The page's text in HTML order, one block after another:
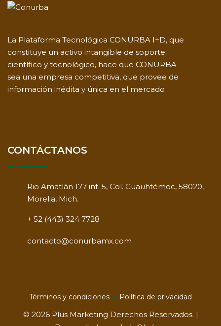
La Plataforma Tecnológica CONURBA I+D, que
constituye un activo intangible de soporte
científico y tecnológico, hace que CONURBA
sea una empresa competitiva, que provee de
información inédita y única en el mercado
CONTÁCTANOS
Rio Amatlán 177 int. 5, Col. Cuauhtémoc, 58020,
Morelia, Mich.
+ 52 (443) 324 7728
contacto@conurbamx.com
© 2026 Plus Marketing Derechos Reservados. |
Términos y condiciones Política de privacidad